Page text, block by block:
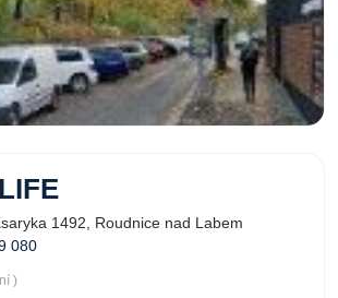
1492, Roudnice nad Labem
080
)